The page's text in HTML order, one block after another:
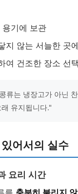
기에 보관
지 않는 서늘한 곳
여 건조한 장소 선택
류는 냉장고가 아닌
유지됩니다."
어서의 실수
요리 시간